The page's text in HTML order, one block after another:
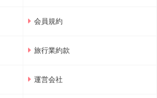
会員規約
旅行業約款
運営会社